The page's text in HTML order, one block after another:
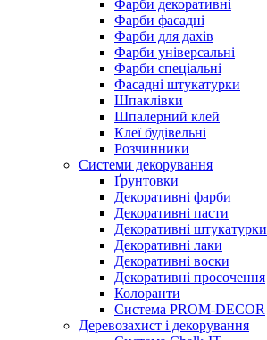
Фарби декоративні
Фарби фасадні
Фарби для дахів
Фарби універсальні
Фарби спеціальні
Фасадні штукатурки
Шпаклівки
Шпалерний клей
Клеї будівельні
Розчинники
Системи декорування
Ґрунтовки
Декоративні фарби
Декоративні пасти
Декоративні штукатурки
Декоративні лаки
Декоративні воски
Декоративні просочення
Колоранти
Система PROM-DECOR
Деревозахист і декорування